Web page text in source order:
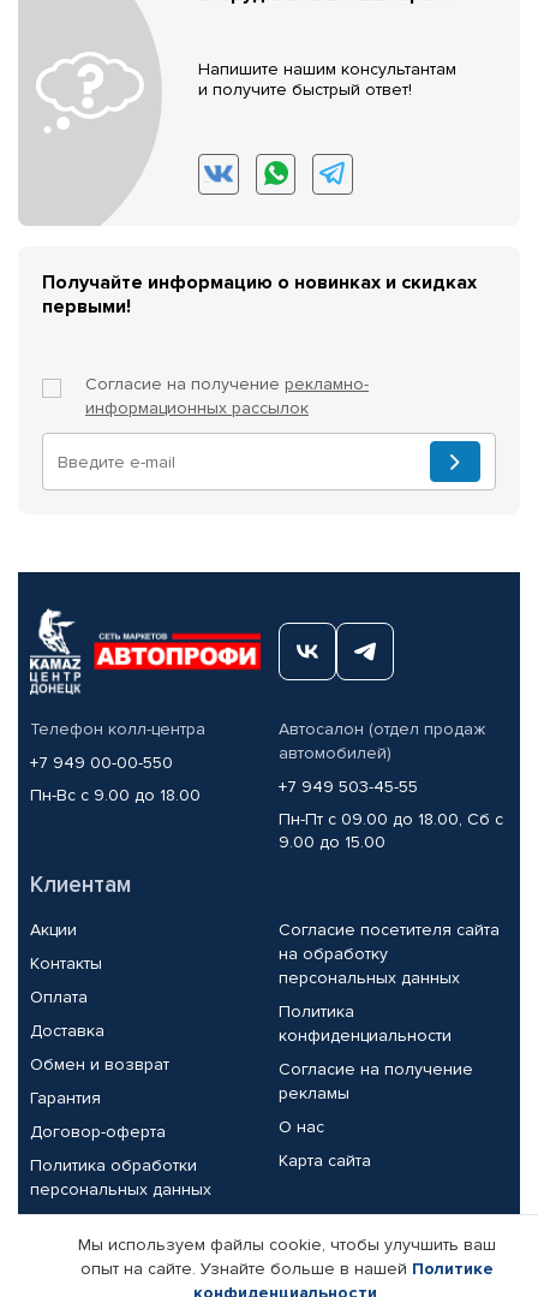
Напишите нашим консультантам
и получите быстрый ответ!
Получайте информацию о новинках и скидках
первыми!
Согласие на получение рекламно-
информационных рассылок
Телефон колл-центра
+7 949 00-00-550
Пн-Вс с 9.00 до 18.00
Автосалон (отдел продаж
автомобилей)
+7 949 503-45-55
Пн-Пт с 09.00 до 18.00, Сб с
9.00 до 15.00
Клиентам
Акции
Контакты
Оплата
Доставка
Обмен и возврат
Гарантия
Договор-оферта
Политика обработки
персональных данных
Согласие посетителя сайта
на обработку
персональных данных
Политика
конфиденциальности
Согласие на получение
рекламы
О нас
Карта сайта
Партнерам
Корпоративным клиентам Реквизиты компании
Мы используем файлы cookie, чтобы улучшить ваш
опыт на сайте. Узнайте больше в нашей Политике
конфиденциальности